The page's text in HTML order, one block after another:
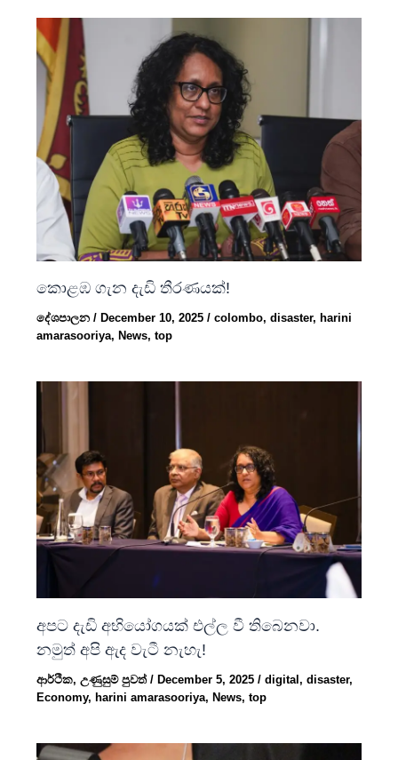
කොළඹ ගැන දැඩි තීරණයක්!
දේශපාලන / December 10, 2025/colombo,disaster, harini
amarasooriya, News,top
අපට දැඩි අභියෝගයක් එල්ල වී තිබෙනවා.
නමුත් අපි ඇද වැටී නැහැ!
ආර්ථික,උණුසුම් පුවත්/December 5, 2025/digital,disaster,
Economy,harini amarasooriya,News,top